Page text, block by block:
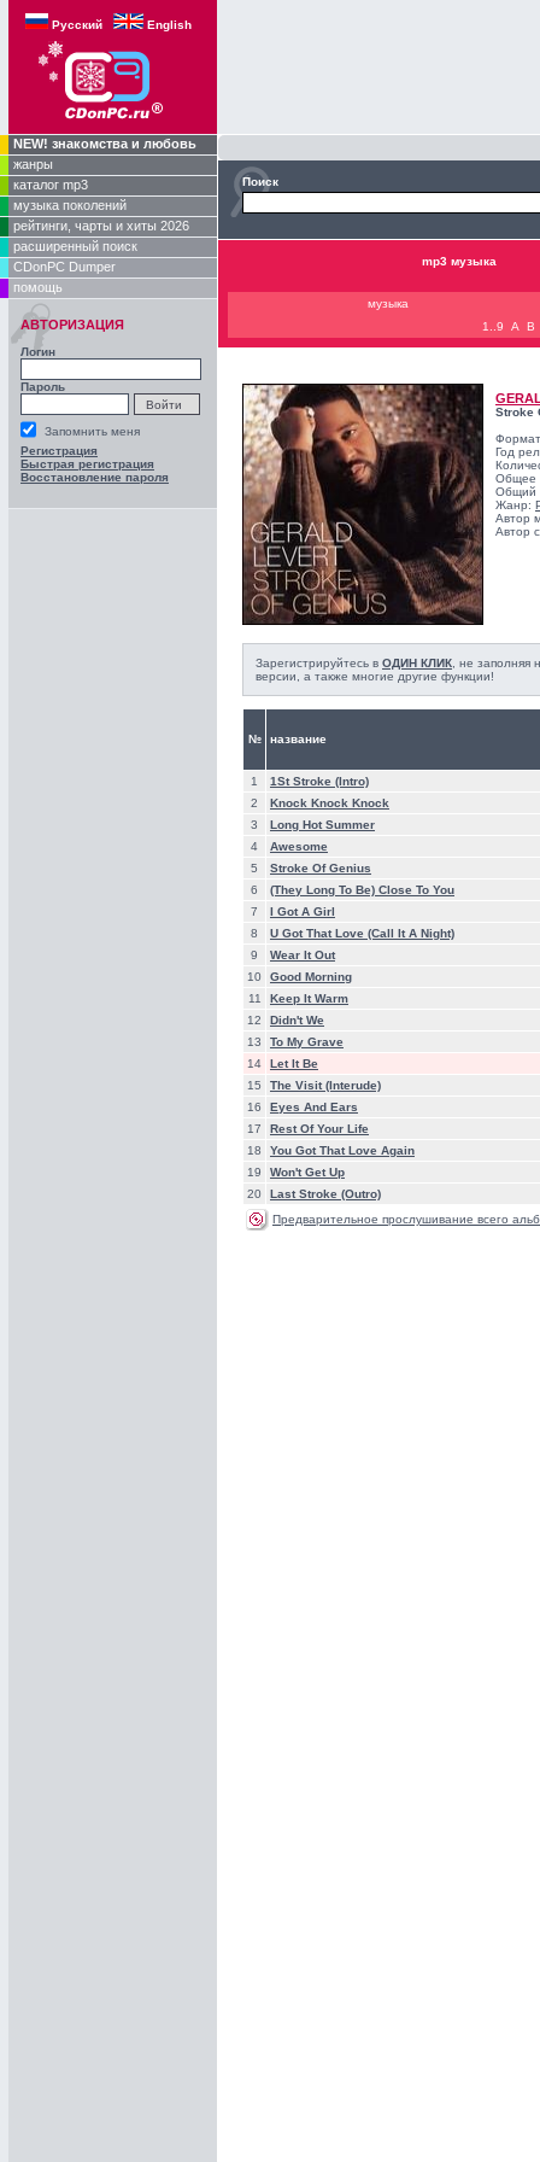
Русский English
NEW! знакомства и любовь
жанры
каталог mp3
музыка поколений
рейтинги, чарты и хиты 2026
расширенный поиск
CDonPC Dumper
помощь
АВТОРИЗАЦИЯ
Логин
Пароль
Запомнить меня
Регистрация
Быстрая регистрация
Восстановление пароля
Поиск
mp3 музыка
музыка
1..9
A B
Stroke
Год
Общее
Общий
Жанр:
Автор
Автор
Зарегистрируйтесь в ОДИН КЛИК , не
версии, а также многие другие функции!
№ название
1
1St Stroke (Intro)
2
Knock Knock Knock
3
Long Hot Summer
4
Awesome
5
Stroke Of Genius
6
(They Long To Be) Close To You
7
I Got A Girl
8
U Got That Love (Call It A Night)
9
Wear It Out
10
Good Morning
11
Keep It Warm
12
Didn't We
13
To My Grave
14
Let It Be
15
The Visit (Interude)
16
Eyes And Ears
17
Rest Of Your Life
18
You Got That Love Again
19
Won't Get Up
20
Last Stroke (Outro)
Предварительное прослушивание всего